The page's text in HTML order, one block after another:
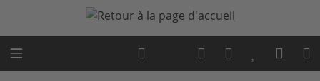
Passer au contenu principal
Expert advice